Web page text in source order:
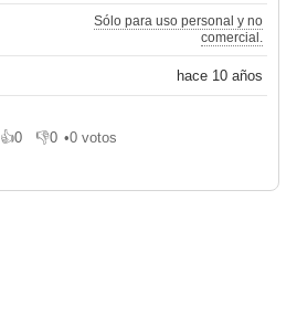
Sólo para uso personal y no
comercial.
hace 10 años
👍0
Me gusta
👎0
No me gusta
•0 votos